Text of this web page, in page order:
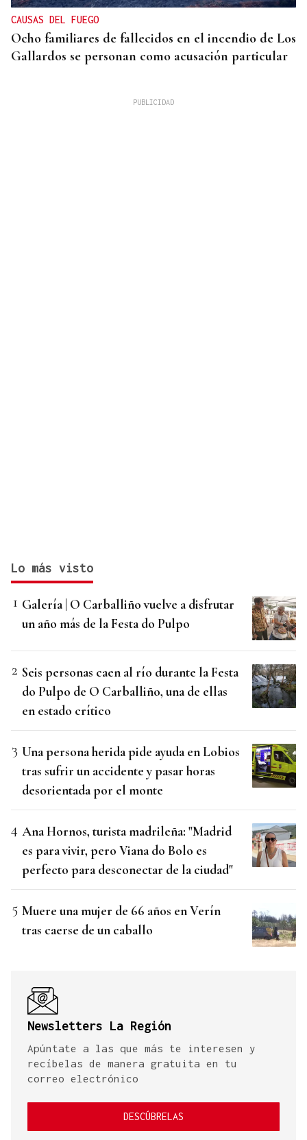
CAUSAS DEL FUEGO
Ocho familiares de fallecidos en el incendio de Los
Gallardos se personan como acusación particular
Lo más visto
Galería | O Carballiño vuelve a disfrutar
un año más de la Festa do Pulpo
Seis personas caen al río durante la Festa
do Pulpo de O Carballiño, una de ellas
en estado crítico
Una persona herida pide ayuda en Lobios
tras sufrir un accidente y pasar horas
desorientada por el monte
Ana Hornos, turista madrileña: "Madrid
es para vivir, pero Viana do Bolo es
perfecto para desconectar de la ciudad"
Muere una mujer de 66 años en Verín
tras caerse de un caballo
Newsletters La Región
Apúntate a las que más te interesen y
recíbelas de manera gratuita en tu
correo electrónico
DESCÚBRELAS